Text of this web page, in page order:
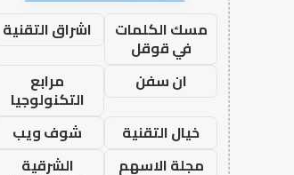
مسك الكلمات
في قوقل
اشراق التقنية
ان سفن
مرابع
التكنولوجيا
خيال التقنية
شوف ويب
مجلة الاسهم
الشرقية